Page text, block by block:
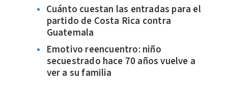
Cuánto cuestan las entradas para el
partido de Costa Rica contra
Guatemala
Emotivo reencuentro: niño
secuestrado hace 70 años vuelve a
ver a su familia